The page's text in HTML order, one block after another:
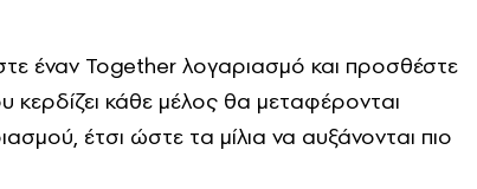
έναν Together λογαριασμό και προσθέστε
κάθε μέλος θα μεταφέρονται
έτσι ώστε τα μίλια να αυξάνονται πιο